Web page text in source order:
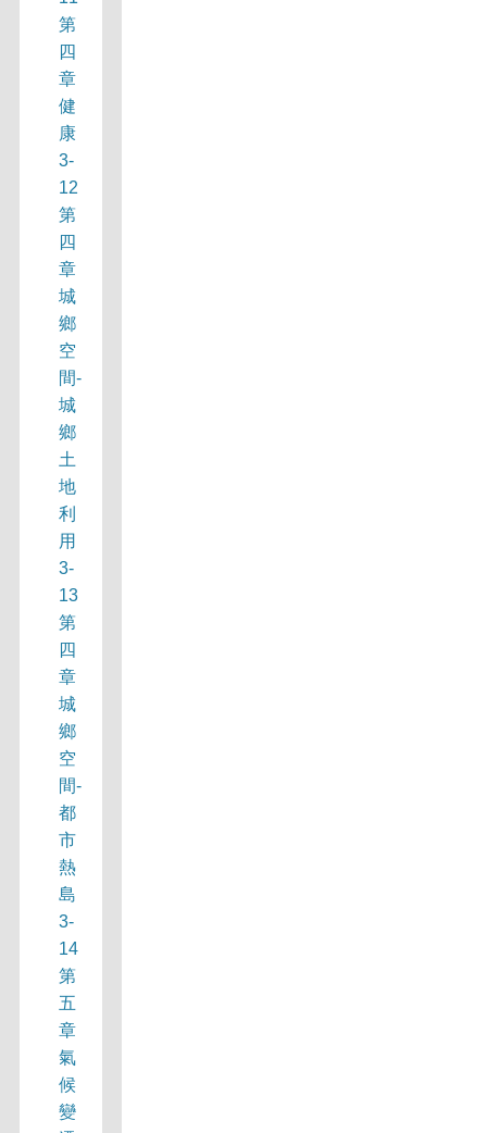
第
四
章
健
康
3-
12
第
四
章
城
鄉
空
間-
城
鄉
土
地
利
用
3-
13
第
四
章
城
鄉
空
間-
都
市
熱
島
3-
14
第
五
章
氣
候
變